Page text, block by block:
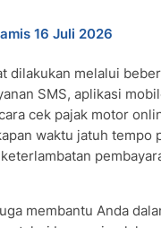
16 Juli 2026
dilakukan melalui
SMS, aplikasi
cek pajak motor
waktu jatuh tempo
membantu Anda